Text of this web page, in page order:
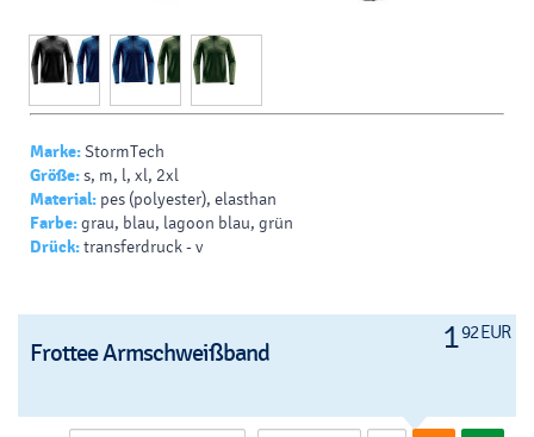
Marke:StormTech
Größe:s, m, l, xl, 2xl
Material: pes (polyester), elasthan
Farbe:grau, blau, lagoon blau, grün
Drück:transferdruck - v
192 EUR
Frottee Armschweißband